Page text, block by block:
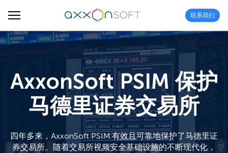
联系我们
AxxonSoft PSIM 保护
马德里证券交易所
四年多来，AxxonSoft PSIM 有效且可靠地保护了马德里证
券交易所。随着交易所视频安全基础设施的不断现代化，